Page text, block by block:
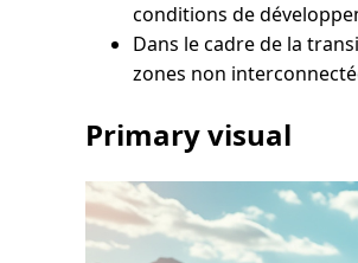
conditions de
Dans le cadre de la
zones non
Primary visual